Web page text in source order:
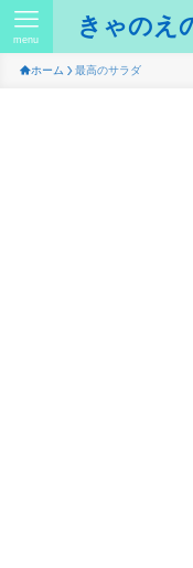
きゃのえ
menu
ホーム 最高のサラダ